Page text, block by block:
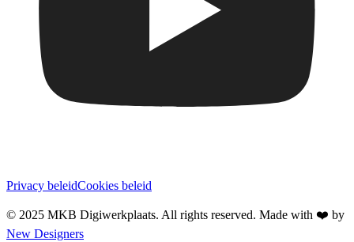
Privacy beleidCookies beleid
© 2025 MKB Digiwerkplaats. All rights reserved. Made with ❤️ by
New Designers